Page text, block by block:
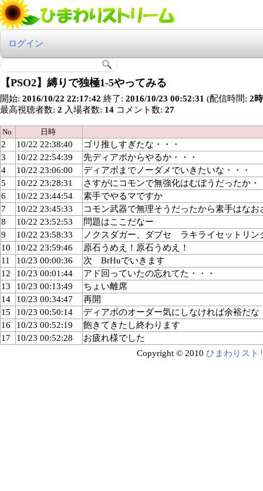
ログイン
【PSO2】縛りで独極1-5やってみる
開始: 2016/10/22 22:17:42 終了: 2016/10/23 00:52:31 (配信時間: 2
最高視聴者数: 2 入場者数: 14 コメント数: 27
No 日時
2 10/22 22:38:40
ゴリ推しすぎたな・・・
3
10/22 22:54:39
先ディアボからやるか・・・
4
10/22 23:06:00
ディアボまでノーダメでいきたいな・・・
5
10/22 23:28:31
さすがにコモンで無強化はむぼうだったか・
6
10/22 23:44:54
素手でやるマですか
7
10/22 23:45:33
コモン武器で無理そうだったから素手はなお
8
10/22 23:52:53
問題はここだなー
9
10/22 23:58:33
ノクスダガー、ダブセ ラキライセットリ
10
10/22 23:59:46
原石うめえ！原石うめえ！
11
10/23 00:00:36
次 BrHuでいきます
12
10/23 00:01:44
アド回っていたの忘れてた・・・
13
10/23 00:13:49
ちょい離席
14
10/23 00:34:47
再開
15
10/23 00:50:14
ディアボのオーダー気にしなければ余裕だな
16
10/23 00:52:19
飽きてきたし終わります
17
10/23 00:52:28
お疲れ様でした
Copyright © 2010 ひまわりスト